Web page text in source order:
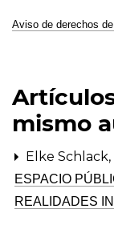
Aviso de derechos
mismo
Elke Schlack,
ESPACIO
REALIDADES